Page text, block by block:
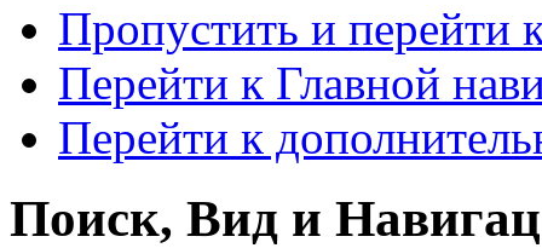
Пропустить и перейти
Перейти к Главной
Перейти к
Поиск, Вид и